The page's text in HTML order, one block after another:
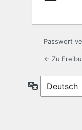
Passwort
← Zu
Sprache